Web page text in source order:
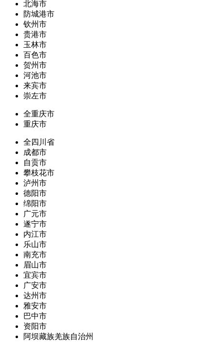
北海市
防城港市
钦州市
贵港市
玉林市
百色市
贺州市
河池市
来宾市
崇左市
全重庆市
重庆市
全四川省
成都市
自贡市
攀枝花市
泸州市
德阳市
绵阳市
广元市
遂宁市
内江市
乐山市
南充市
眉山市
宜宾市
广安市
达州市
雅安市
巴中市
资阳市
阿坝藏族羌族自治州